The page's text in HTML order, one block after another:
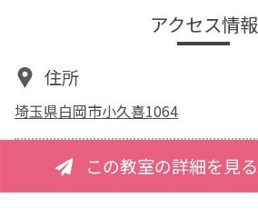
アクセス情報
住所
埼玉県白岡市小久喜1064
この教室の詳細を見る